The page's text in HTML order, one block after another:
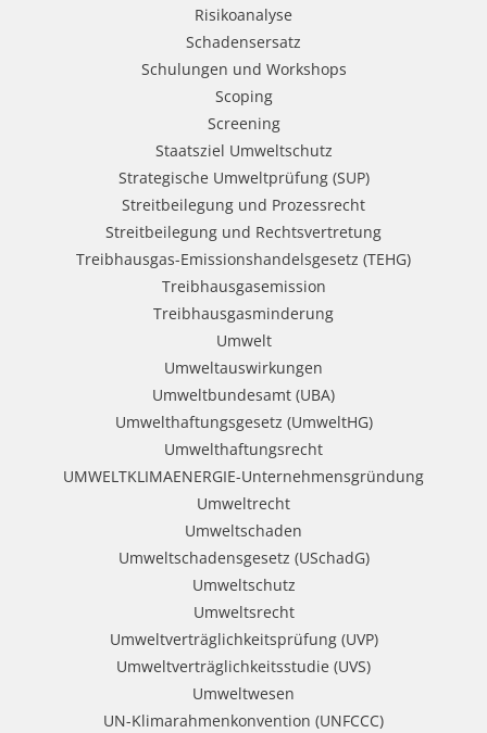
Risikoanalyse
Schadensersatz
Schulungen und Workshops
Scoping
Screening
Staatsziel Umweltschutz
Strategische Umweltprüfung (SUP)
Streitbeilegung und Prozessrecht​
Streitbeilegung und Rechtsvertretung
Treibhausgas-Emissionshandelsgesetz (TEHG)
Treibhausgasemission
Treibhausgasminderung
Umwelt
Umweltauswirkungen
Umweltbundesamt (UBA)
Umwelthaftungsgesetz (UmweltHG)
Umwelthaftungsrecht
UMWELTKLIMAENERGIE-Unternehmensgründung
Umweltrecht
Umweltschaden
Umweltschadensgesetz (USchadG)
Umweltschutz
Umweltsrecht
Umweltverträglichkeitsprüfung (UVP)
Umweltverträglichkeitsstudie (UVS)
Umweltwesen
UN-Klimarahmenkonvention (UNFCCC)